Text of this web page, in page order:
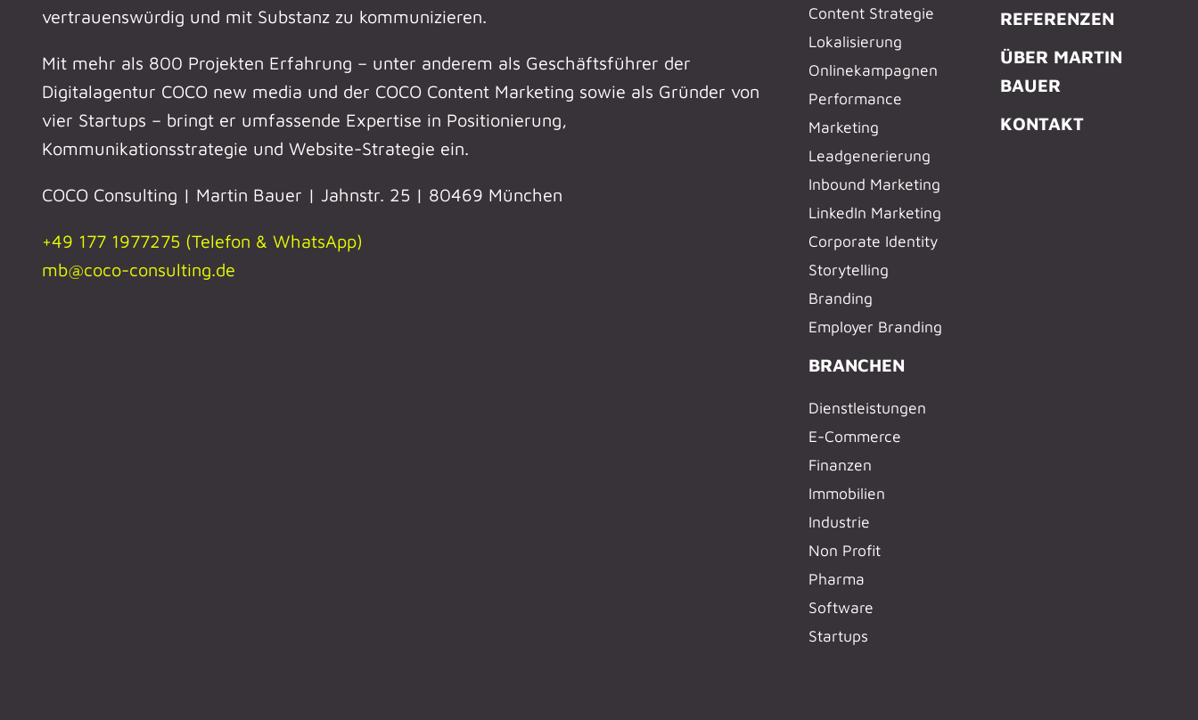
vertrauenswürdig und mit Substanz zu kommunizieren.
Mit mehr als 800 Projekten Erfahrung – unter anderem als Geschäftsführer der
Digitalagentur COCO new media und der COCO Content Marketing sowie als Gründer von
vier Startups – bringt er umfassende Expertise in Positionierung,
Kommunikationsstrategie und Website-Strategie ein.
COCO Consulting | Martin Bauer | Jahnstr. 25 | 80469 München
+49 177 1977275 (Telefon & WhatsApp)
mb@coco-consulting.de
Content Strategie
Lokalisierung
Onlinekampagnen
Performance
Marketing
Leadgenerierung
Inbound Marketing
LinkedIn Marketing
Corporate Identity
Storytelling
Branding
Employer Branding
BRANCHEN
Dienstleistungen
E-Commerce
Finanzen
Immobilien
Industrie
Non Profit
Pharma
Software
Startups
REFERENZEN
ÜBER MARTIN
BAUER
KONTAKT